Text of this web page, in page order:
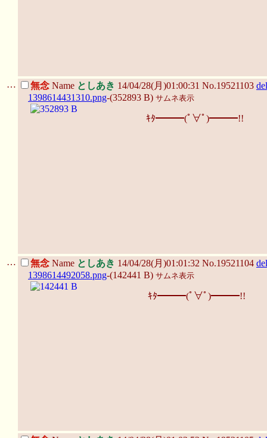
… 無念 Name としあき 14/04/28(月)01:00:31 No.19521103 del
1398614431310.png-(352893 B) サムネ表示
ｷﾀ━━━(ﾟ∀ﾟ)━━━!!
… 無念 Name としあき 14/04/28(月)01:01:32 No.19521104 del
1398614492058.png-(142441 B) サムネ表示
ｷﾀ━━━(ﾟ∀ﾟ)━━━!!